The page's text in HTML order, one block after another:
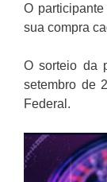
O
sua compra
O sorteio da
setembro de
Federal.